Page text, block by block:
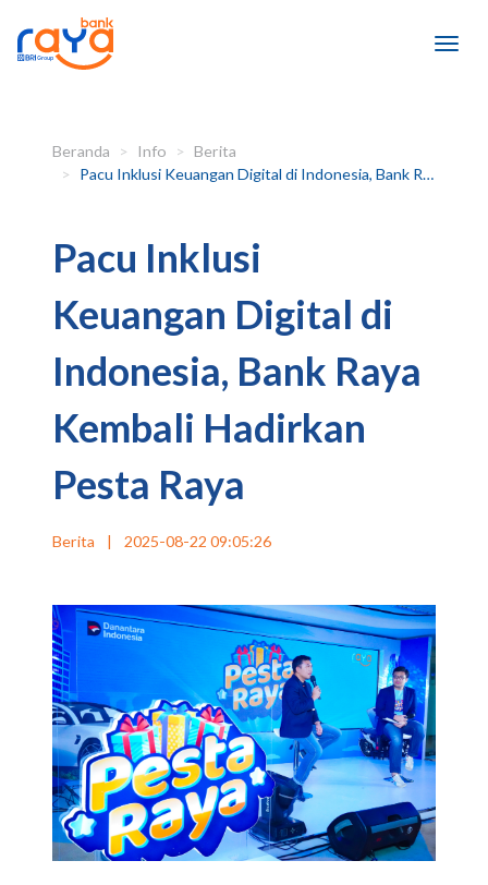
Beranda Info
Berita
Pacu Inklusi Keuangan Digital di Indonesia, Bank Raya Kembali Hadirkan Pesta Raya
Pacu Inklusi
Keuangan Digital di
Indonesia, Bank Raya
Kembali Hadirkan
Pesta Raya
Berita | 2025-08-22 09:05:26